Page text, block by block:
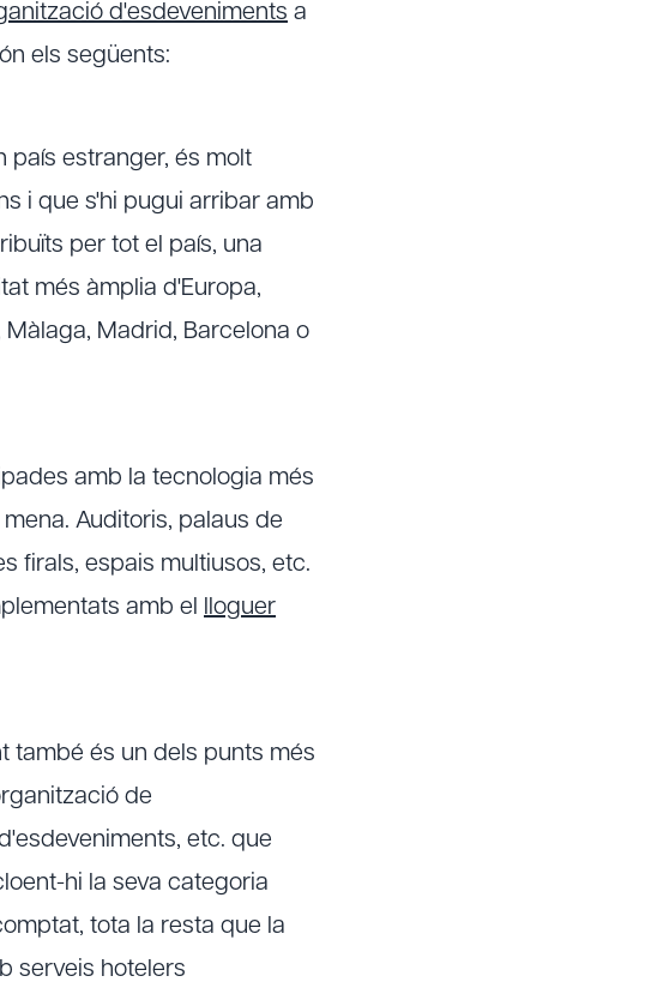
d'esdeveniments a
els següents:
país estranger, és molt
i que s'hi pugui arribar amb
per tot el país, una
més àmplia d'Europa,
Madrid, Barcelona o
amb la tecnologia més
Auditoris, palaus de
firals, espais multiusos, etc.
amb el lloguer
també és un dels punts més
de
etc. que
hi la seva categoria
tota la resta que la
serveis hotelers